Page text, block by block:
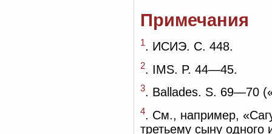
Примечания
1. ИСИЭ. С. 448.
2 . IMS. P. 44—45.
3. Ballades. S. 69—70
4. См., например,
третьему сыну одного